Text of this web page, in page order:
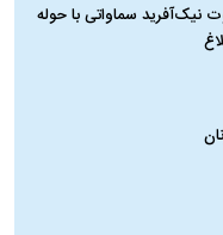
نیک‌آفرید سماواتی با حوله